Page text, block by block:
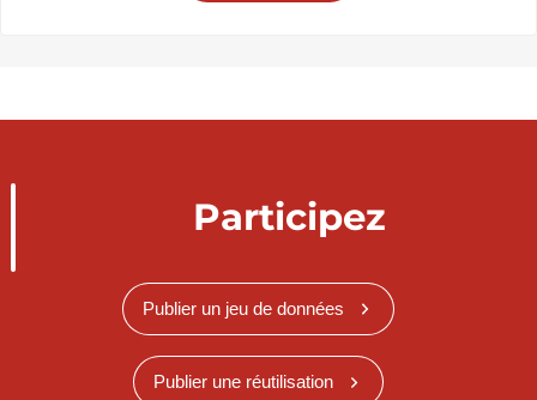
Participez
Publier un jeu de données
Publier une réutilisation